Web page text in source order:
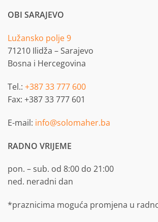
OBI SARAJEVO
Lužansko polje 9
71210 Ilidža – Sarajevo
Bosna i Hercegovina
Tel.: +387 33 777 600
Fax: +387 33 777 601
E-mail: info@solomaher.ba
RADNO VRIJEME
pon. – sub. od 8:00 do 21:00
ned. neradni dan
*praznicima moguća promjena u